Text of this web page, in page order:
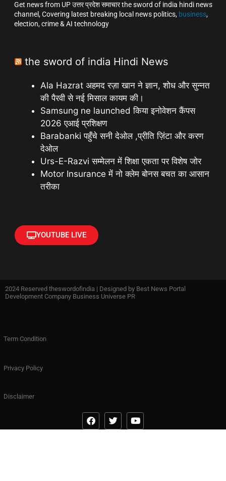
Get news from UP उत्तर प्रदेश समाचार the sword of india hindi news
channel, Covering latest breaking local news politics, business,
election, crime & AI technology
the sword of india Hindi News
Ala Hazrat अहमद रज़ा खान ने ज्ञान, शोध और सुन्नत
की पैरवी से नई मिसाल कायम की।
Samsung ne launched किया इनोवेशन कैंपस
2026 एआई प्रशिक्षण
Barabanki पहुँचे सनी देओल ,प्रीति ज़िंटा और करण
देओल
Urs-E-Razvi सम्मेलन में शिक्षा एकता पर विशेष जोर
Motor Insurance में नो क्लेम बोनस बचत का आसान
तरीका
YOUTUBE LIVE
2024 Reserved theswordofindia | Designed by Best News Portal
Development Company Business Universe PR
Term Condition
Privacy Policy
Disclaimer